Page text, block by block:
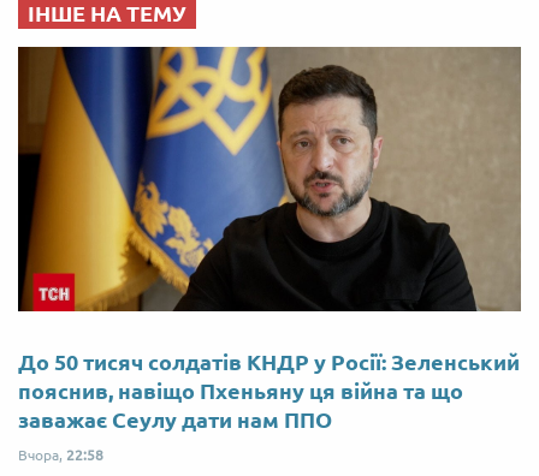
ІНШЕ НА ТЕМУ
До 50 тисяч солдатів КНДР у Росії: Зеленський
пояснив, навіщо Пхеньяну ця війна та що
заважає Сеулу дати нам ППО
Вчора, 22:58